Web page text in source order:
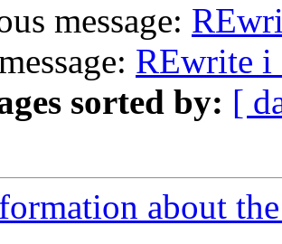
message:
REwrite i
sorted by: [
about